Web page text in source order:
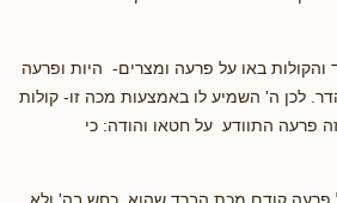
והקולות באו על פרעה ומצרים- היות ופרעה
לכן ה' השמיע לו באמצעות מכה זו- קולות
פרעה התוודע על חטאו והודה: כי
פרעה קודם מכת הברד שהוא כחש בה' ולא